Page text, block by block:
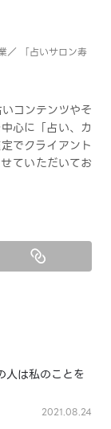
／ 「占いサロン寿
コンテンツやそ
心に「占い、カ
でクライアント
ていただいてお
人は私のことを
2021.08.24